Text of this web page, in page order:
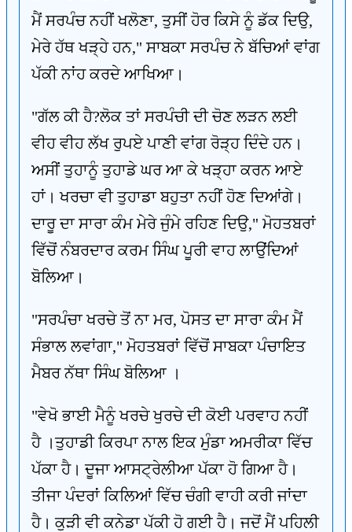
ਮੈਂ ਸਰਪੰਚ ਨਹੀਂ ਖਲੋਣਾ, ਤੁਸੀਂ ਹੋਰ ਕਿਸੇ ਨੂੰ ਡੱਕ ਦਿਉ,
ਮੇਰੇ ਹੱਥ ਖੜ੍ਹੇ ਹਨ," ਸਾਬਕਾ ਸਰਪੰਚ ਨੇ ਬੱਚਿਆਂ ਵਾਂਗ
ਪੱਕੀ ਨਾਂਹ ਕਰਦੇ ਆਖਿਆ।
"ਗੱਲ ਕੀ ਹੈ?ਲੋਕ ਤਾਂ ਸਰਪੰਚੀ ਦੀ ਚੋਣ ਲੜਨ ਲਈ
ਵੀਹ ਵੀਹ ਲੱਖ ਰੁਪਏ ਪਾਣੀ ਵਾਂਗ ਰੋੜ੍ਹ ਦਿੰਦੇ ਹਨ।
ਅਸੀਂ ਤੁਹਾਨੂੰ ਤੁਹਾਡੇ ਘਰ ਆ ਕੇ ਖੜ੍ਹਾ ਕਰਨ ਆਏ
ਹਾਂ। ਖਰਚਾ ਵੀ ਤੁਹਾਡਾ ਬਹੁਤਾ ਨਹੀਂ ਹੋਣ ਦਿਆਂਗੇ।
ਦਾਰੂ ਦਾ ਸਾਰਾ ਕੰਮ ਮੇਰੇ ਜੁੰਮੇ ਰਹਿਣ ਦਿਉ," ਮੋਹਤਬਰਾਂ
ਵਿੱਚੋਂ ਨੰਬਰਦਾਰ ਕਰਮ ਸਿੰਘ ਪੂਰੀ ਵਾਹ ਲਾਉਂਦਿਆਂ
ਬੋਲਿਆ।
"ਸਰਪੰਚਾ ਖਰਚੇ ਤੋਂ ਨਾ ਮਰ, ਪੋਸਤ ਦਾ ਸਾਰਾ ਕੰਮ ਮੈਂ
ਸੰਭਾਲ ਲਵਾਂਗਾ," ਮੋਹਤਬਰਾਂ ਵਿੱਚੋਂ ਸਾਬਕਾ ਪੰਚਾਇਤ
ਮੈਬਰ ਨੱਥਾ ਸਿੰਘ ਬੋਲਿਆ ।
"ਵੇਖੋ ਭਾਈ ਮੈਨੂੰ ਖਰਚੇ ਖੁਰਚੇ ਦੀ ਕੋਈ ਪਰਵਾਹ ਨਹੀਂ
ਹੈ ।ਤੁਹਾਡੀ ਕਿਰਪਾ ਨਾਲ ਇਕ ਮੁੰਡਾ ਅਮਰੀਕਾ ਵਿੱਚ
ਪੱਕਾ ਹੈ। ਦੂਜਾ ਆਸਟ੍ਰੇਲੀਆ ਪੱਕਾ ਹੋ ਗਿਆ ਹੈ।
ਤੀਜਾ ਪੰਦਰਾਂ ਕਿਲਿਆਂ ਵਿੱਚ ਚੰਗੀ ਵਾਹੀ ਕਰੀ ਜਾਂਦਾ
ਹੈ। ਕੁੜੀ ਵੀ ਕਨੇਡਾ ਪੱਕੀ ਹੋ ਗਈ ਹੈ। ਜਦੋਂ ਮੈਂ ਪਹਿਲੀ